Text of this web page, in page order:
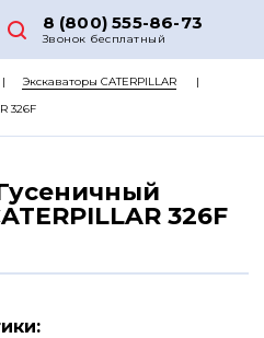
8 (800) 555-86-73
Звонок бесплатный
О НАС
ЗАПЧАСТЕЙ
Экскаваторы CATERPILLAR
326F
326F